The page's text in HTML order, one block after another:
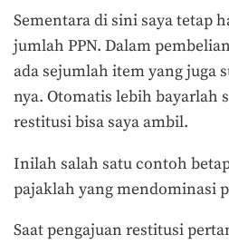
Sementara di sini saya tetap
jumlah PPN. Dalam
ada sejumlah item yang juga
nya. Otomatis lebih bayarlah
restitusi bisa saya ambil.
Inilah salah satu contoh
pajaklah yang mendominasi
Saat pengajuan restitusi